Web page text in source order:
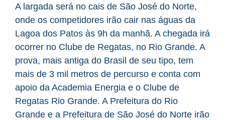
A largada será no cais de São José do Norte,
onde os competidores irão cair nas águas da
Lagoa dos Patos às 9h da manhã. A chegada irá
ocorrer no Clube de Regatas, no Rio Grande. A
prova, mais antiga do Brasil de seu tipo, tem
mais de 3 mil metros de percurso e conta com
apoio da Academia Energia e o Clube de
Regatas Rio Grande. A Prefeitura do Rio
Grande e a Prefeitura de São José do Norte irão